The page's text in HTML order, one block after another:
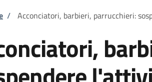
di pane
/ Acconciatori, barbieri, parrucchieri: